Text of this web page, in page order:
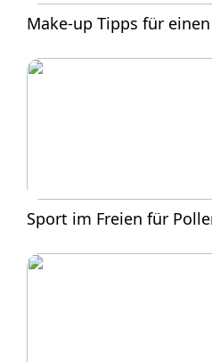
Make-up Tipps für
Sport im Freien für